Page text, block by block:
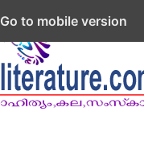
Go to mobile version